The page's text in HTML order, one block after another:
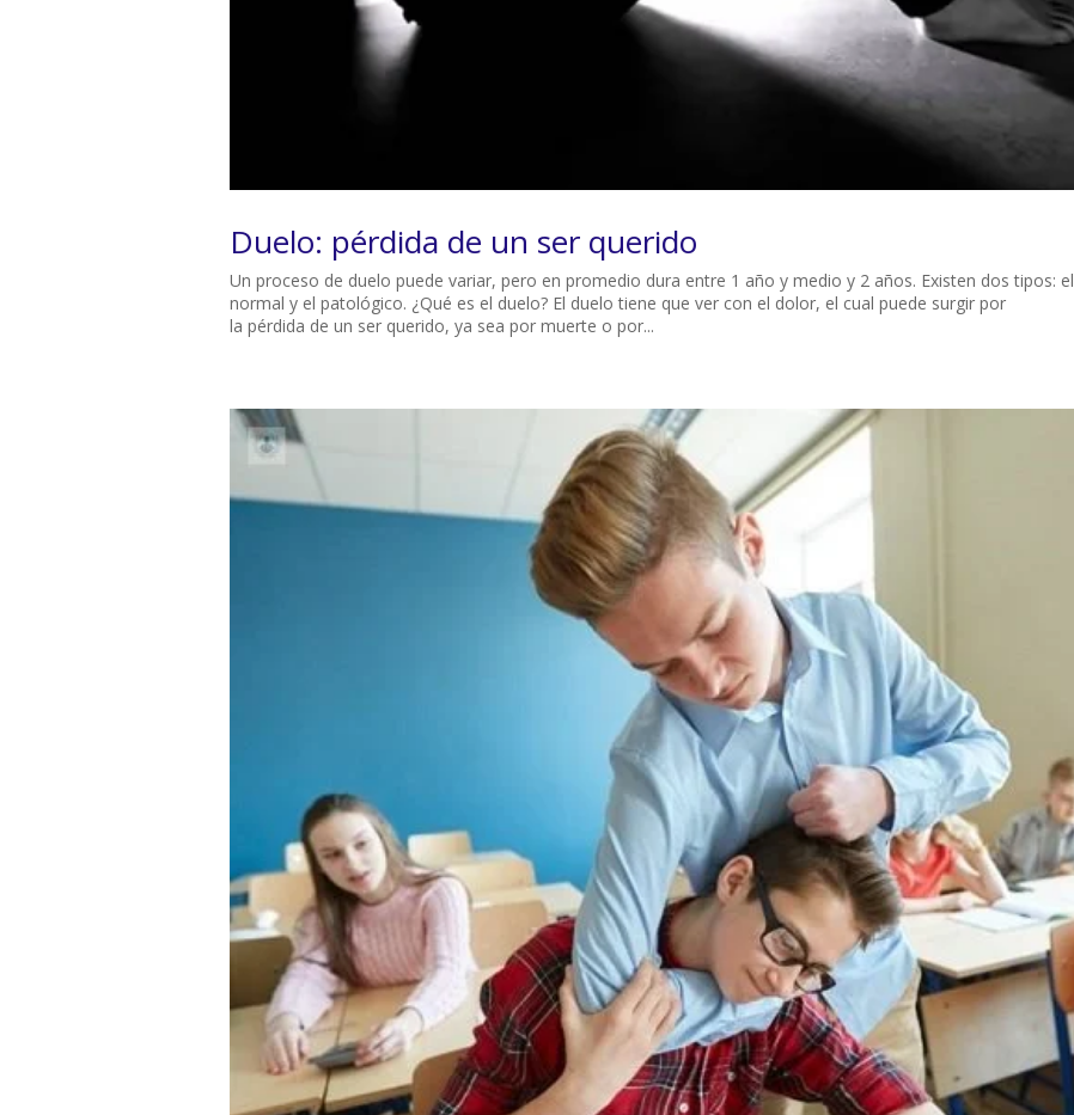
Duelo: pérdida de un ser querido
Un proceso de duelo puede variar, pero en promedio dura entre 1 año y medio y 2 años. Existen dos tipos: el
normal y el patológico. ¿Qué es el duelo? El duelo tiene que ver con el dolor, el cual puede surgir por
la pérdida de un ser querido, ya sea por muerte o por...